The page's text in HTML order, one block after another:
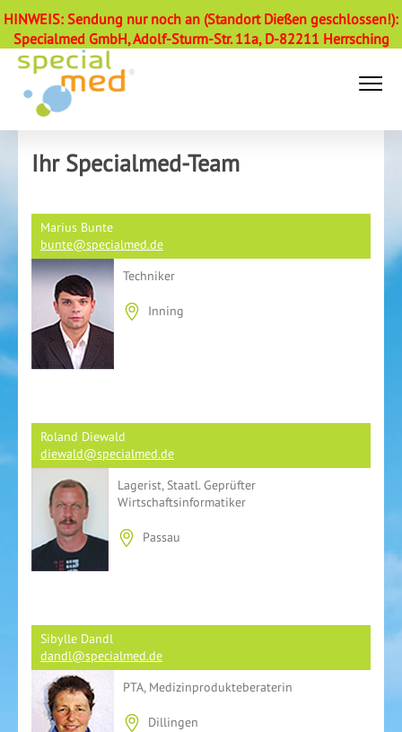
Ihr Specialmed-Team
Marius Bunte
bunte@specialmed.de
Techniker
Inning
Roland Diewald
diewald@specialmed.de
Lagerist, Staatl. Geprüfter
Wirtschaftsinformatiker
Passau
Sibylle Dandl
dandl@specialmed.de
PTA, Medizinprodukteberaterin
Dillingen
HINWEIS: Sendung nur noch an (Standort Dießen geschlossen!):
Specialmed GmbH, Adolf-Sturm-Str. 11a, D-82211 Herrsching